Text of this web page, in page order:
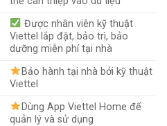
Được nhân viên kỹ thuật
Viettel lắp đặt, bảo trì, bảo
dưỡng miễn phí tại nhà
Bảo hành tại nhà bởi kỹ thuật
Viettel
Dùng App Viettel Home để
quản lý và sử dụng